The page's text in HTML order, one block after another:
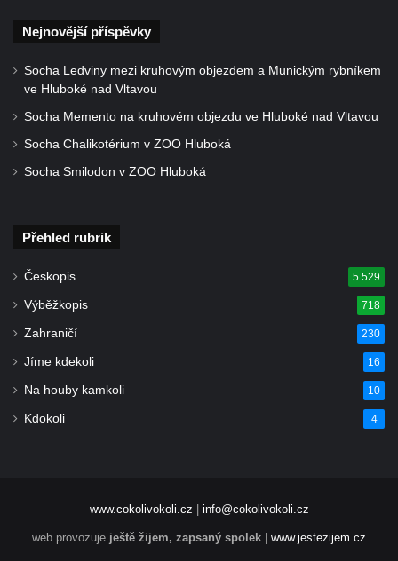
Nejnovější příspěvky
Socha Ledviny mezi kruhovým objezdem a Munickým rybníkem
ve Hluboké nad Vltavou
Socha Memento na kruhovém objezdu ve Hluboké nad Vltavou
Socha Chalikotérium v ZOO Hluboká
Socha Smilodon v ZOO Hluboká
Přehled rubrik
Českopis 5 529
Výběžkopis 718
Zahraničí 230
Jíme kdekoli 16
Na houby kamkoli 10
Kdokoli 4
www.cokolivokoli.cz info@cokolivokoli.cz
web provozuje ještě žijem, zapsaný spolek www.jestezijem.cz